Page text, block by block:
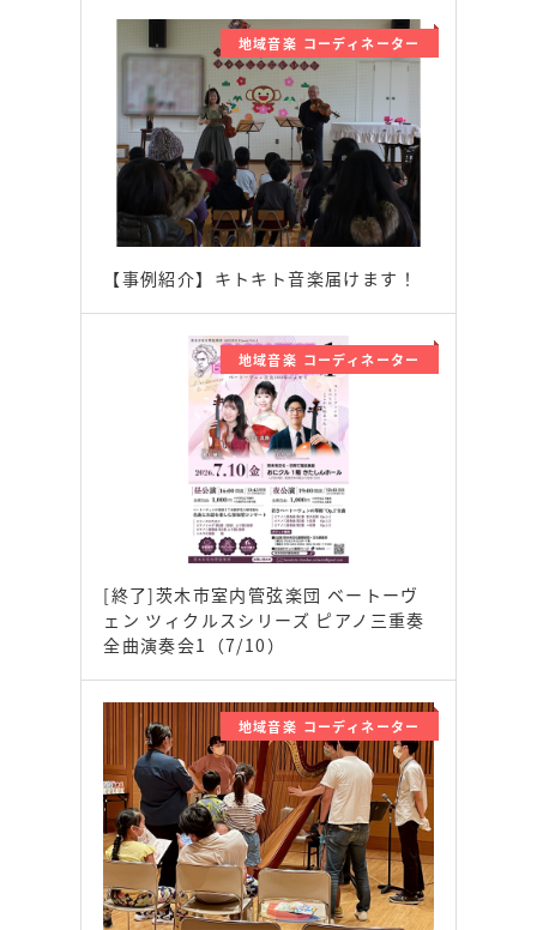
地域音楽 コーディネーター
【事例紹介】キトキト音楽届けます！
地域音楽 コーディネーター
[終了]茨木市室内管弦楽団 ベートーヴ
ェン ツィクルスシリーズ ピアノ三重奏
全曲演奏会1（7/10）
地域音楽 コーディネーター